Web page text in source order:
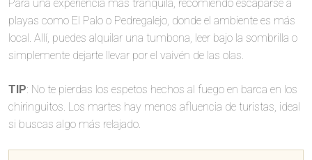
Para una experiencia más tranquila, recomiendo escaparse a
playas como El Palo o Pedregalejo, donde el ambiente es más
local. Allí, puedes alquilar una tumbona, leer bajo la sombrilla o
simplemente dejarte llevar por el vaivén de las olas.
TIP: No te pierdas los espetos hechos al fuego en barca en los
chiringuitos. Los martes hay menos afluencia de turistas, ideal
si buscas algo más relajado.